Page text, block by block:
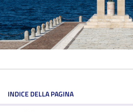
INDICE DELLA PAGINA